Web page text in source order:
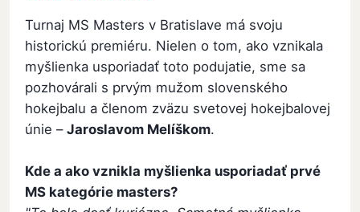
Turnaj MS Masters v Bratislave má svoju
historickú premiéru. Nielen o tom, ako vznikala
myšlienka usporiadať toto podujatie, sme sa
pozhovárali s prvým mužom slovenského
hokejbalu a členom zväzu svetovej hokejbalovej
únie –Jaroslavom Melíškom.
Kde a ako vznikla myšlienka usporiadať prvé
MS kategórie masters?